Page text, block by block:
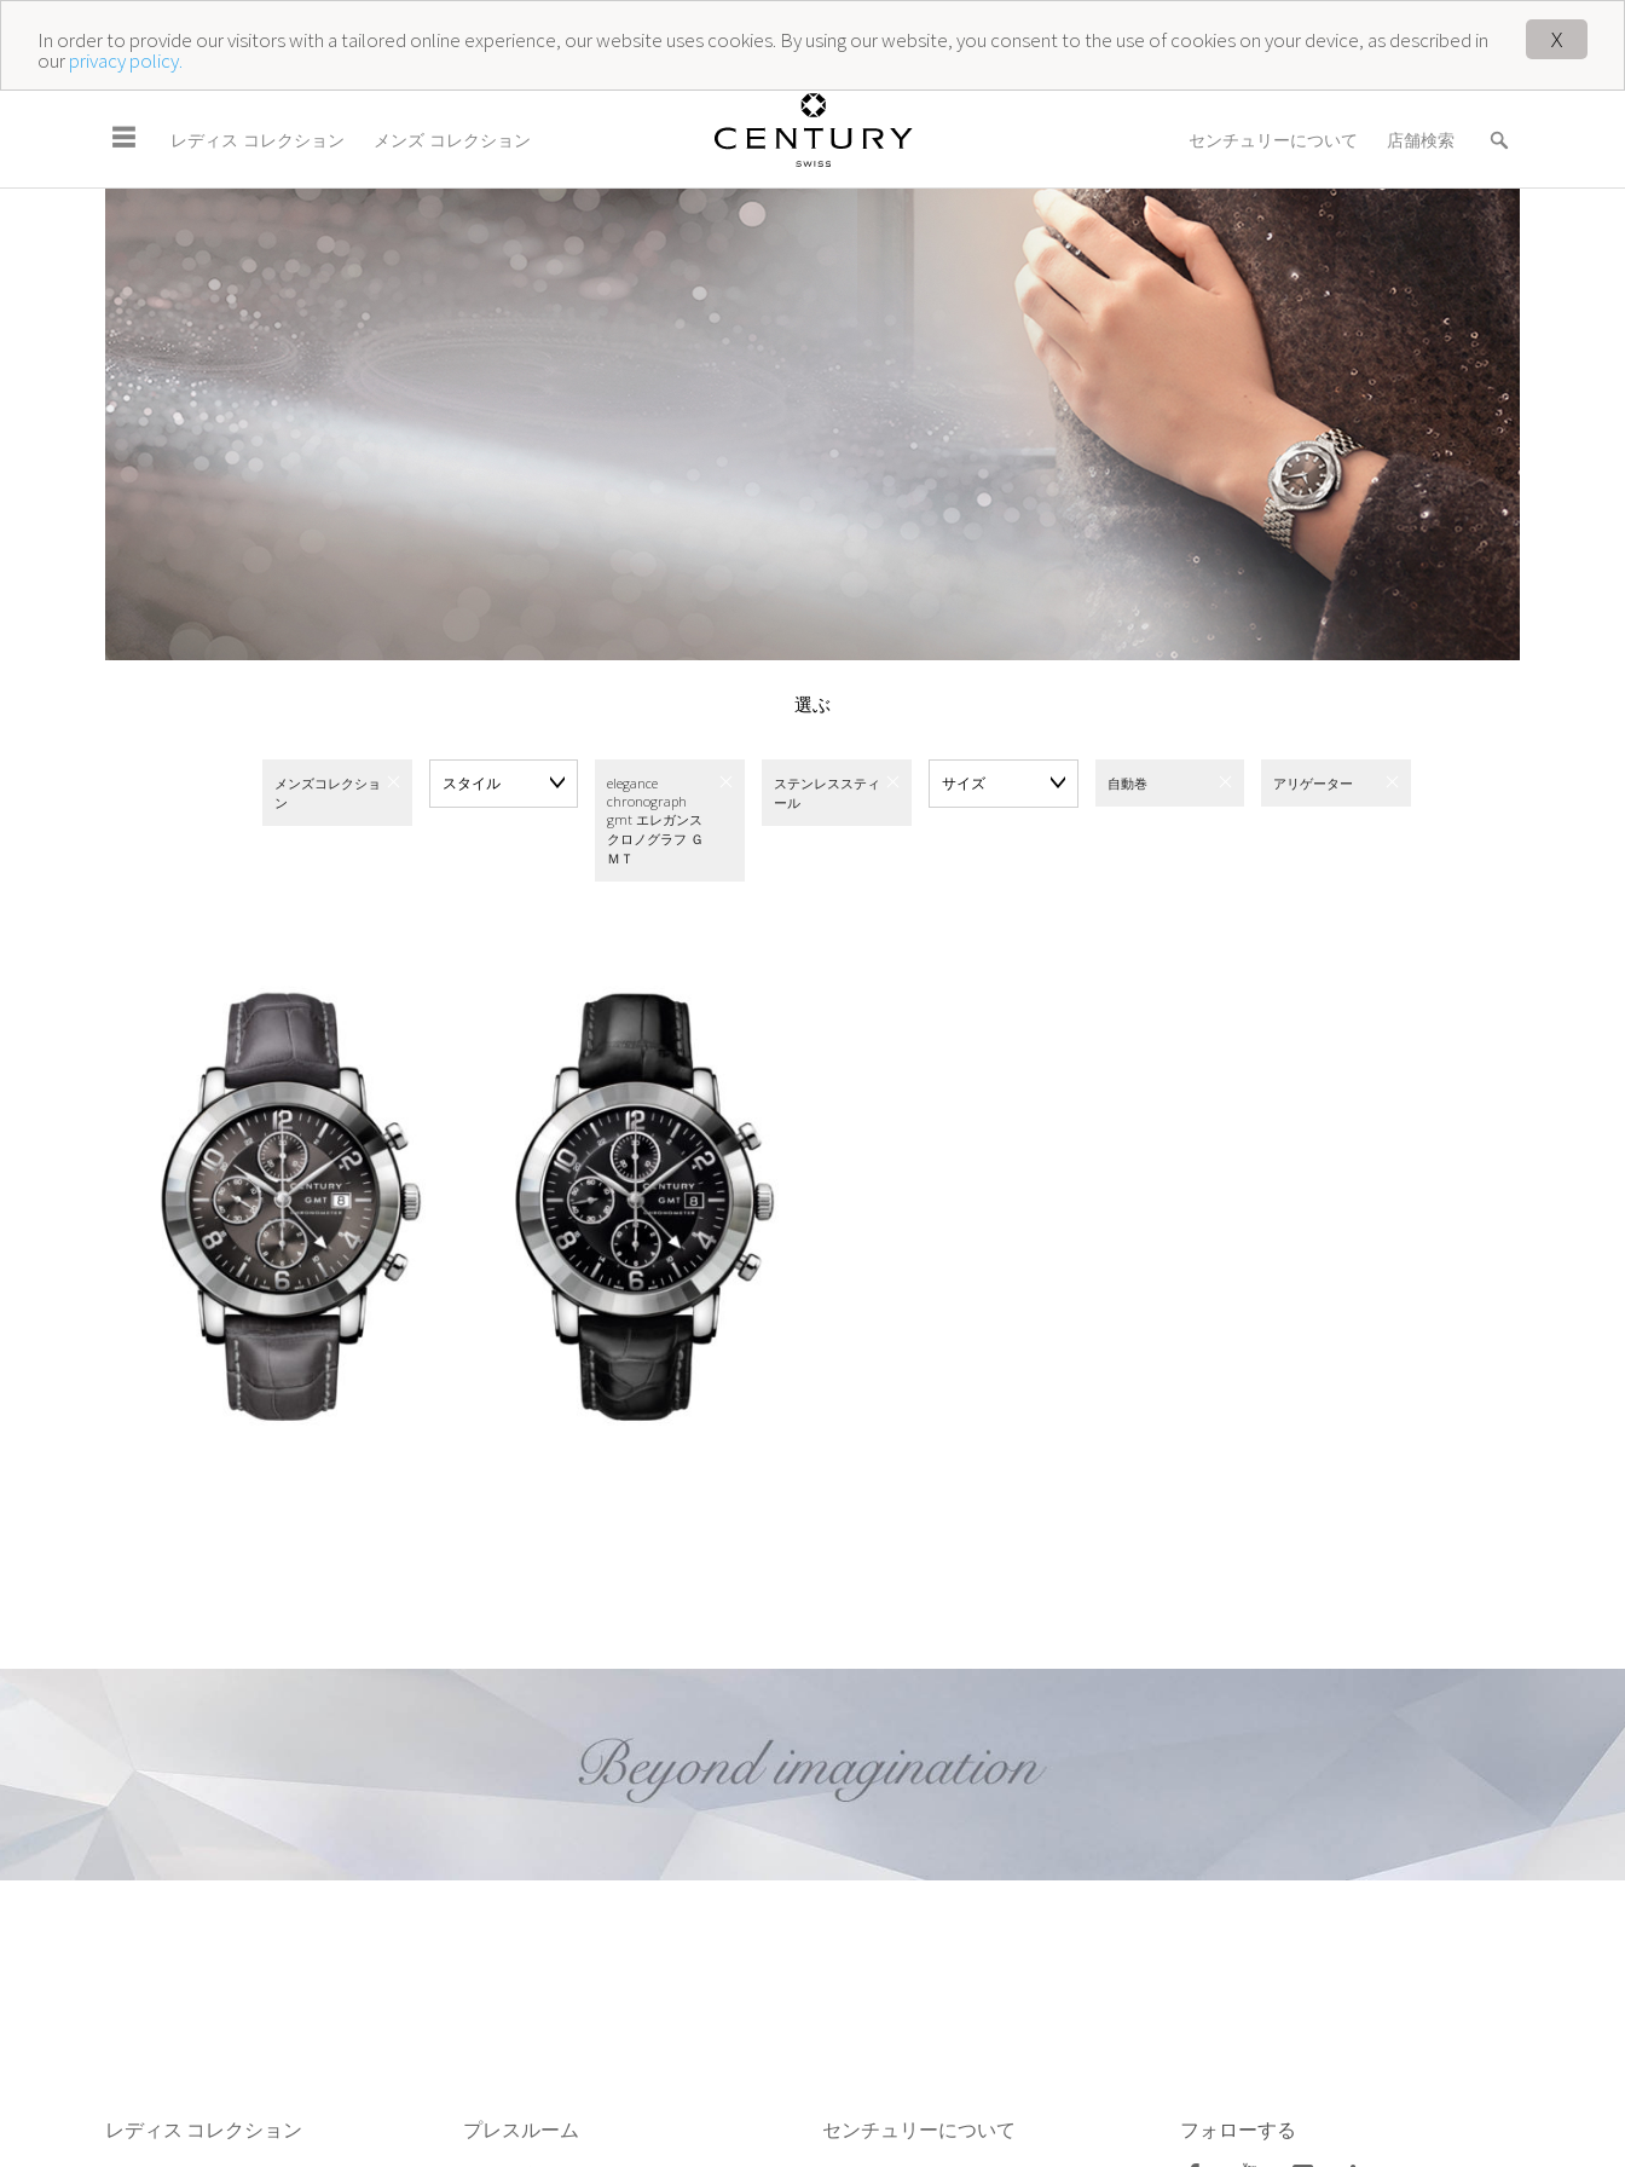
X
In order to provide our visitors with a tailored online experience, our website uses cookies. By using our website, you consent to the use of cookies on your device, as described in
ourprivacy policy.
☰ レディス コレクション メンズ コレクション センチュリーについて 店舗検索
選ぶ
メンズコレクショ
ン
スタイル
elegance
chronograph
gmt エレガンス
クロノグラフ Ｇ
ＭＴ
ステンレススティ
ール
サイズ 自動巻 アリゲーター
レディス コレクション
プレスルーム
センチュリーについて
フォローする